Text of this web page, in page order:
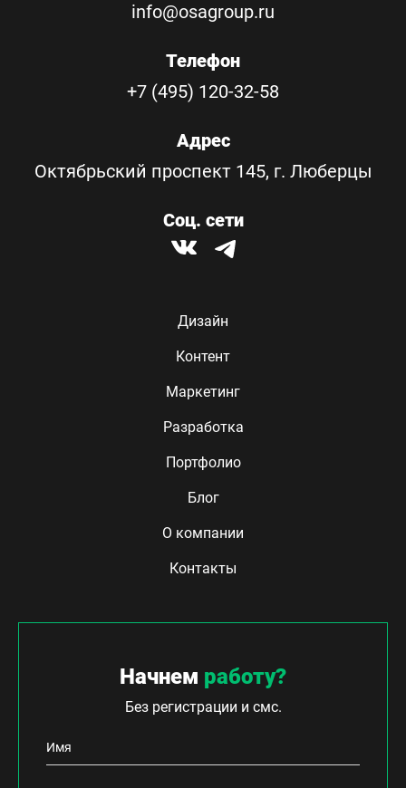
info@osagroup.ru
Телефон
+7 (495) 120-32-58
Адрес
Октябрьский проспект 145, г. Люберцы
Соц. сети
Дизайн
Контент
Маркетинг
Разработка
Портфолио
Блог
О компании
Контакты
Начнем работу?
Без регистрации и смс.